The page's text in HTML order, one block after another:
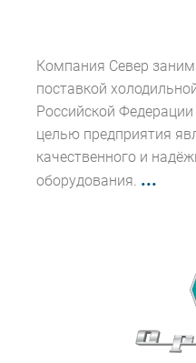
Компания Север
поставкой
Российской
целью предприятия
качественного и
оборудования. ...